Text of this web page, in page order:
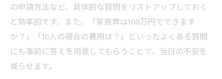
の申請方法など、具体的な質問をリストアップしておく
と効率的です。また、「家族葬は100万円でできます
か？」「10人の場合の費用は？」といったよくある質問
にも事前に答えを用意してもらうことで、当日の不安を
減らせます。